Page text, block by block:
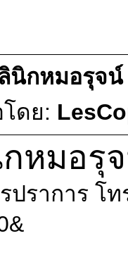
นิกหมอรุจน์
ดย:
หมอรุ
ปราการ โท